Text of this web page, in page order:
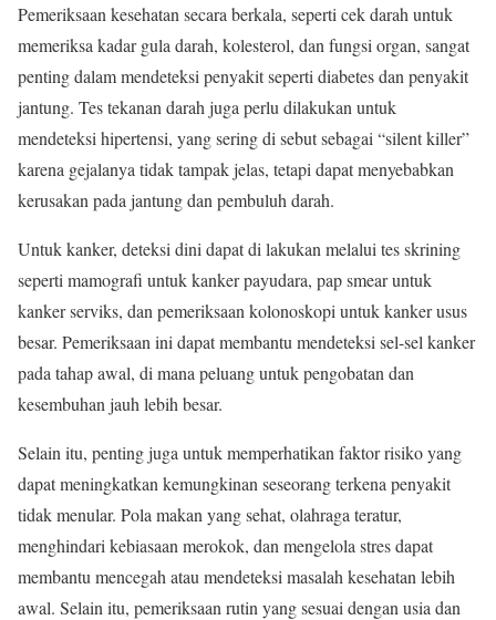
Pemeriksaan kesehatan secara berkala, seperti cek darah untuk
memeriksa kadar gula darah, kolesterol, dan fungsi organ, sangat
penting dalam mendeteksi penyakit seperti diabetes dan penyakit
jantung. Tes tekanan darah juga perlu dilakukan untuk
mendeteksi hipertensi, yang sering di sebut sebagai “silent killer”
karena gejalanya tidak tampak jelas, tetapi dapat menyebabkan
kerusakan pada jantung dan pembuluh darah.
Untuk kanker, deteksi dini dapat di lakukan melalui tes skrining
seperti mamografi untuk kanker payudara, pap smear untuk
kanker serviks, dan pemeriksaan kolonoskopi untuk kanker usus
besar. Pemeriksaan ini dapat membantu mendeteksi sel-sel kanker
pada tahap awal, di mana peluang untuk pengobatan dan
kesembuhan jauh lebih besar.
Selain itu, penting juga untuk memperhatikan faktor risiko yang
dapat meningkatkan kemungkinan seseorang terkena penyakit
tidak menular. Pola makan yang sehat, olahraga teratur,
menghindari kebiasaan merokok, dan mengelola stres dapat
membantu mencegah atau mendeteksi masalah kesehatan lebih
awal. Selain itu, pemeriksaan rutin yang sesuai dengan usia dan